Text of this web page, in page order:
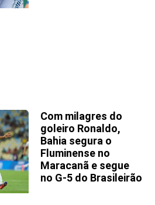
Com milagres do
goleiro Ronaldo,
Bahia segura o
Fluminense no
Maracanã e segue
no G-5 do Brasileirão